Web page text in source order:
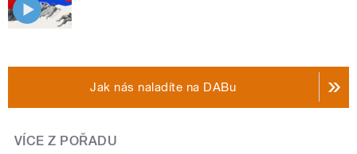
Jak nás naladíte na DABu
VÍCE Z POŘADU